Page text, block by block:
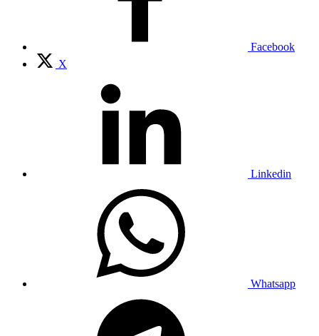
Facebook
X
Linkedin
Whatsapp